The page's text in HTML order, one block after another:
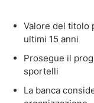
Valore del titolo
ultimi 15 anni
Prosegue il
sportelli
La banca